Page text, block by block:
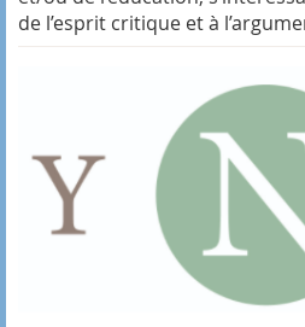
de l’esprit critique et à